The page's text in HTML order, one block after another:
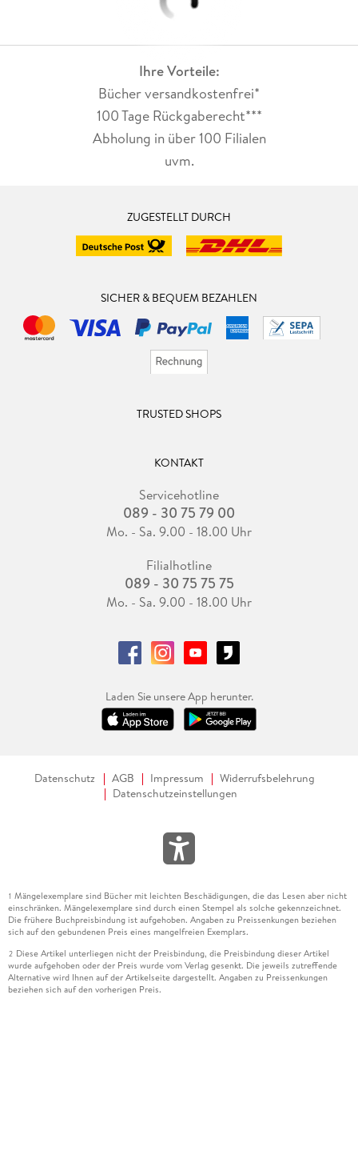
Ihre Vorteile:
Bücher versandkostenfrei*
100 Tage Rückgaberecht***
Abholung in über 100 Filialen
uvm.
ZUGESTELLT DURCH
SICHER & BEQUEM BEZAHLEN
TRUSTED SHOPS
KONTAKT
Servicehotline
089 - 30 75 79 00
Mo. - Sa. 9.00 - 18.00 Uhr
Filialhotline
089 - 30 75 75 75
Mo. - Sa. 9.00 - 18.00 Uhr
Laden Sie unsere App herunter.
Datenschutz AGB Impressum
Widerrufsbelehrung
Datenschutzeinstellungen
1 Mängelexemplare sind Bücher mit leichten Beschädigungen, die das Lesen aber nicht
einschränken. Mängelexemplare sind durch einen Stempel als solche gekennzeichnet.
Die frühere Buchpreisbindung ist aufgehoben. Angaben zu Preissenkungen beziehen
sich auf den gebundenen Preis eines mangelfreien Exemplars.
2 Diese Artikel unterliegen nicht der Preisbindung, die Preisbindung dieser Artikel
wurde aufgehoben oder der Preis wurde vom Verlag gesenkt. Die jeweils zutreffende
Alternative wird Ihnen auf der Artikelseite dargestellt. Angaben zu Preissenkungen
beziehen sich auf den vorherigen Preis.